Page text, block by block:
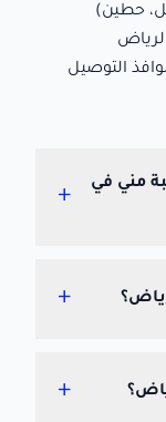
حطين)
الرياض
لبن، الشفا) 3-4 أيام. نوافذ التوصيل
مني في
+
+
+